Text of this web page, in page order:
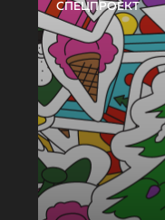
СПЕЦПРОЕКТ